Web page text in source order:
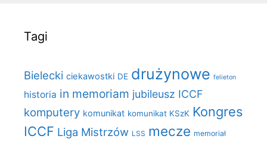
Tagi
Bielecki ciekawostki DE drużynowe felieton
historia in memoriam jubileusz ICCF
komputery komunikat komunikat KSzK Kongres
ICCF Liga Mistrzów LSS mecze memoriał